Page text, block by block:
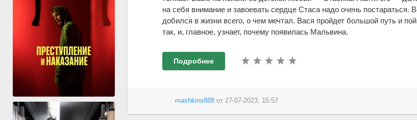
на себя внимание и завоевать сердце Стаса надо очень постараться.
добился в жизни всего, о чем мечтал. Вася пройдет большой путь и
так, и, главное, узнает, почему появилась Мальвина.
Подробнее
mashkins888от 27-07-2023, 15:57